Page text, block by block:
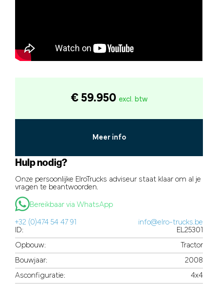
€ 59.950 excl. btw
Meer info
Hulp nodig?
Onze persoonlijke ElroTrucks adviseur staat klaar om al je
vragen te beantwoorden.
Bereikbaar via WhatsApp
+32 (0)474 54 47 91
info@elro-trucks.be
ID:
EL25301
Opbouw:
Tractor
Bouwjaar:
2008
Asconfiguratie:
4x4